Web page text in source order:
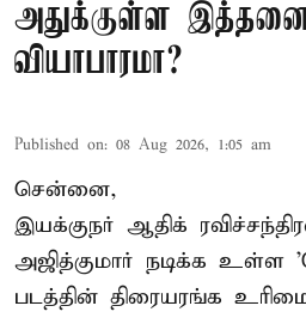
அதுக்குள்ள
வியாபாரமா?
Published on: 08 Aug 2026, 1:05 am
சென்னை,
இயக்குநர் ஆதிக்
அஜித்குமார் நடிக்க உள்ள
படத்தின் திரையரங்க